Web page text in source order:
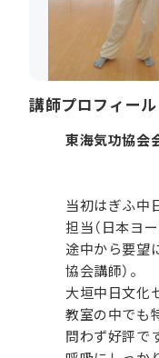
講師プロフィール
東海気功協会
当初はぎふ中
担当（日本ヨ
途中から要望
協会講師）。
大垣中日文化
教室の中でも
問わず好評で